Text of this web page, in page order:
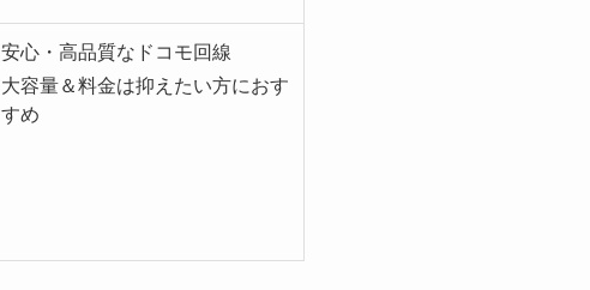
安心・高品質なドコモ回線
大容量＆料金は抑えたい方におす
すめ